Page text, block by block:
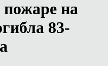
на
83-